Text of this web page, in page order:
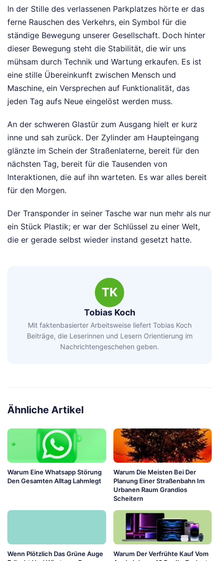
In der Stille des verlassenen Parkplatzes hörte er das
ferne Rauschen des Verkehrs, ein Symbol für die
ständige Bewegung unserer Gesellschaft. Doch hinter
dieser Bewegung steht die Stabilität, die wir uns
mühsam durch Technik und Wartung erkaufen. Es ist
eine stille Übereinkunft zwischen Mensch und
Maschine, ein Versprechen auf Funktionalität, das
jeden Tag aufs Neue eingelöst werden muss.
An der schweren Glastür zum Ausgang hielt er kurz
inne und sah zurück. Der Zylinder am Haupteingang
glänzte im Schein der Straßenlaterne, bereit für den
nächsten Tag, bereit für die Tausenden von
Interaktionen, die auf ihn warteten. Es war alles bereit
für den Morgen.
Der Transponder in seiner Tasche war nun mehr als nur
ein Stück Plastik; er war der Schlüssel zu einer Welt,
die er gerade selbst wieder instand gesetzt hatte.
TK
Tobias Koch
Mit faktenbasierter Arbeitsweise liefert Tobias Koch
Beiträge, die Leserinnen und Lesern Orientierung im
Nachrichtengeschehen geben.
Ähnliche Artikel
Warum Eine Whatsapp Störung
Den Gesamten Alltag Lahmlegt
Warum Die Meisten Bei Der
Planung Einer Straßenbahn Im
Urbanen Raum Grandios
Scheitern
Wenn Plötzlich Das Grüne Auge
Warum Der Verfrühte Kauf Vom